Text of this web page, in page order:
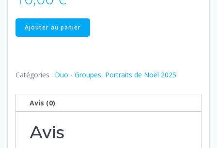
quantité
de
47
Ajouter au panier
Catégories : Duo - Groupes, Portraits de Noël 2025
Avis (0)
Avis